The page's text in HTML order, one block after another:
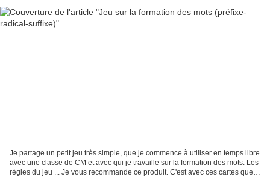
Je partage un petit jeu très simple, que je commence à utiliser en temps libre
avec une classe de CM et avec qui je travaille sur la formation des mots. Les
règles du jeu ... Je vous recommande ce produit. C'est avec ces cartes que